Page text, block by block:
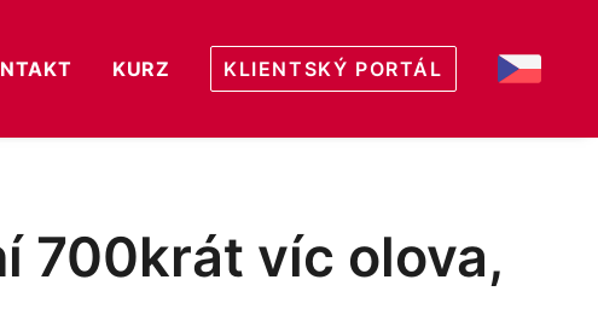
KURZ KLIENTSKÝ PORTÁL CZ
700krát víc olova,